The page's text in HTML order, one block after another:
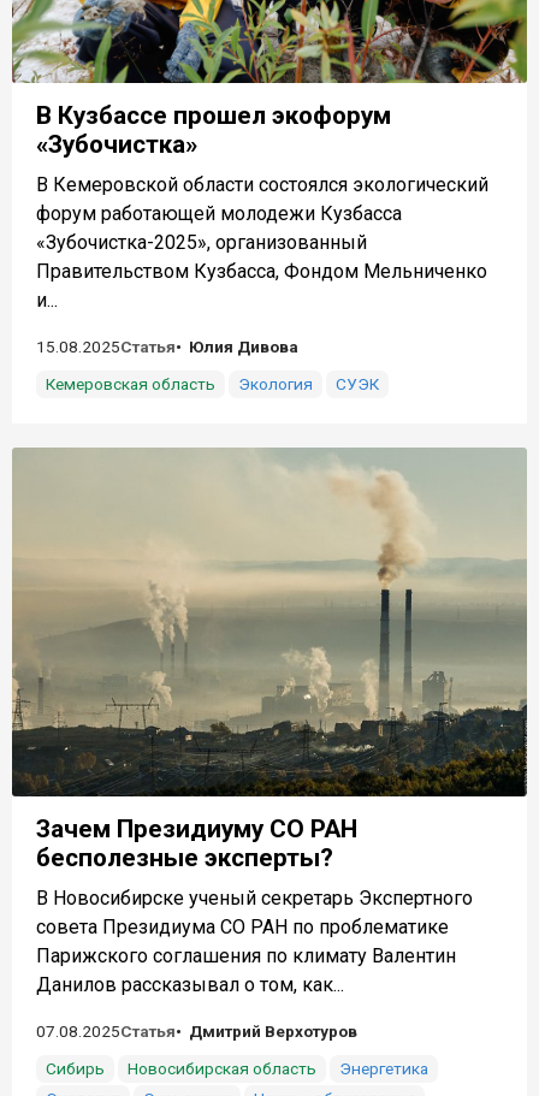
В Кузбассе прошел экофорум
«Зубочистка»
В Кемеровской области состоялся экологический
форум работающей молодежи Кузбасса
«Зубочистка-2025», организованный
Правительством Кузбасса, Фондом Мельниченко
и...
15.08.2025Статья
Юлия Дивова
Кемеровская область
Экология СУЭК
Зачем Президиуму СО РАН
бесполезные эксперты?
В Новосибирске ученый секретарь Экспертного
совета Президиума СО РАН по проблематике
Парижского соглашения по климату Валентин
Данилов рассказывал о том, как...
07.08.2025Статья
Дмитрий Верхотуров
Сибирь
Новосибирская область
Энергетика